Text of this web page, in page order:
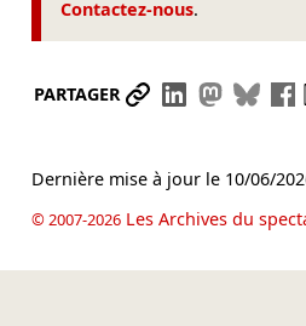
Contactez-nous.
PARTAGER Partager le lien
Partager
Dernière mise à jour le 10/06/
© 2007-2026Les Archives du